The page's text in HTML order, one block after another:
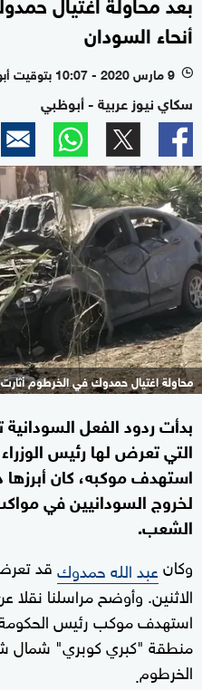
أنحاء السودان
l 9 مارس 2020 - 10:07 بتوقيت أبوظبي
سكاي نيوز عربية - أبوظبي
محاولة اغتيال حمدوك في الخرطوم
بدأت ردود الفعل السودانية
التي تعرض لها رئيس
استهدف موكبه، كان أبرزها
لخروج السودانيين في
الشعب.
وكانعبد الله حمدوكقد
الاثنين. وأوضح مراسلنا نقلا
استهدف موكب رئيس
منطقة "كبري كوبري" شمال
الخرطوم.